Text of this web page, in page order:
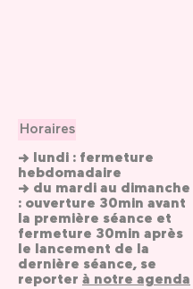
Horaires
→ lundi : fermeture
hebdomadaire
→ du mardi au dimanche
: ouverture 30min avant
la première séance et
fermeture 30min après
le lancement de la
dernière séance, se
reporter à notre agenda